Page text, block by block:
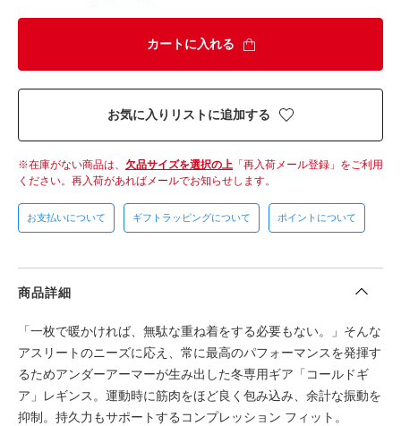
カートに入れる
お気に入りリストに追加する
在庫がない商品は、 欠品サイズを選択の上 「再入荷メール登録」をご利用
ください。 再入荷があればメールでお知らせします。
お支払いについて ギフトラッピングについて ポイントについて
商品詳細
「一枚で暖かければ、無駄な重ね着をする必要もない。」そんな
アスリートのニーズに応え、常に最高のパフォーマンスを発揮す
るためアンダーアーマーが生み出した冬専用ギア「コールドギ
ア」レギンス。運動時に筋肉をほど良く包み込み、余計な振動を
抑制。持久力もサポートするコンプレッション フィット。